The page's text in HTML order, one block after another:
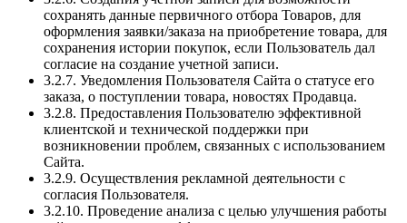
сохранять данные первичного отбора Товаров, для
оформления заявки/заказа на приобретение товара, для
сохранения истории покупок, если Пользователь дал
согласие на создание учетной записи.
3.2.7. Уведомления Пользователя Сайта о статусе его
заказа, о поступлении товара, новостях Продавца.
3.2.8. Предоставления Пользователю эффективной
клиентской и технической поддержки при
возникновении проблем, связанных с использованием
Сайта.
3.2.9. Осуществления рекламной деятельности с
согласия Пользователя.
3.2.10. Проведение анализа с целью улучшения работы